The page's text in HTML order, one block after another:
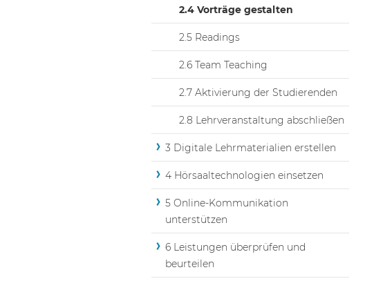
2.4 Vorträge gestalten
2.5 Readings
2.6 Team Teaching
2.7 Aktivierung der Studierenden
2.8 Lehrveranstaltung abschließen
3 Digitale Lehrmaterialien erstellen
4 Hörsaaltechnologien einsetzen
5 Online-Kommunikation
unterstützen
6 Leistungen überprüfen und
beurteilen